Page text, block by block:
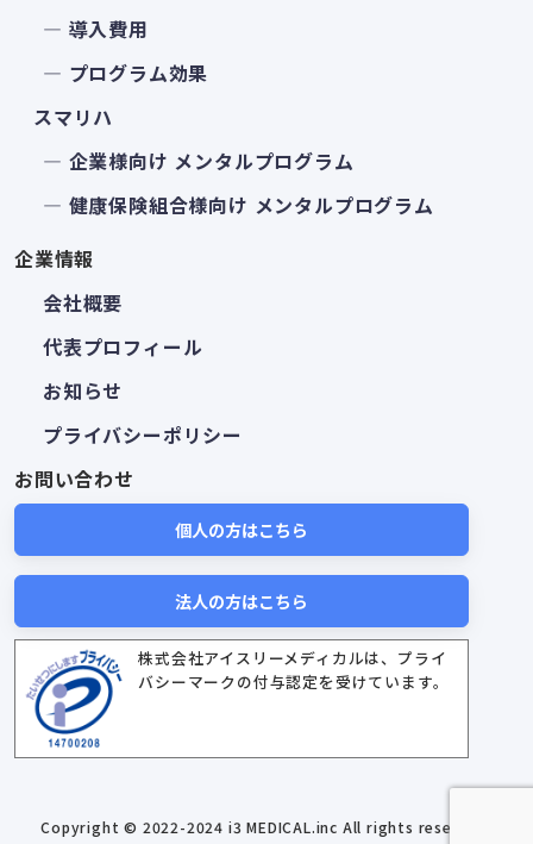
― 導入費用
― プログラム効果
スマリハ
― 企業様向け メンタルプログラム
― 健康保険組合様向け メンタルプログラム
企業情報
会社概要
代表プロフィール
お知らせ
プライバシーポリシー
お問い合わせ
個人の方はこちら
法人の方はこちら
株式会社アイスリーメディカルは、プライ
バシーマークの付与認定を受けています。
Copyright © 2022-2024 i3 MEDICAL.inc All rights reserved.